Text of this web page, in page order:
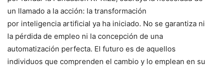
un llamado a la acción: la transformación
por inteligencia artificial ya ha iniciado. No se garantiza ni
la pérdida de empleo ni la concepción de una
automatización perfecta. El futuro es de aquellos
individuos que comprenden el cambio y lo emplean en su